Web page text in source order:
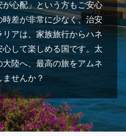
が心配」という方もご安心
差が非常に少なく、治安
アは、家族旅行からハネ
して楽しめる国です。太
大陸へ、最高の旅をアムネ
せんか？